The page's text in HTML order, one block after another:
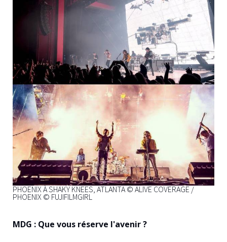
PHOENIX À SHAKY KNEES, ATLANTA © ALIVE COVERAGE /
PHOENIX © FUJIFILMGIRL
MDG : Que vous réserve l'avenir ?